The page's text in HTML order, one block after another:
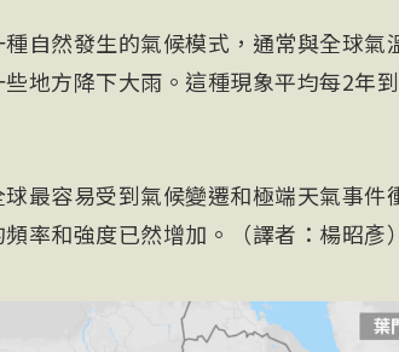
自然發生的氣候模式，通常與全球氣
地方降下大雨。這種現象平均每2年
最容易受到氣候變遷和極端天氣事件
率和強度已然增加。（譯者：楊昭彥